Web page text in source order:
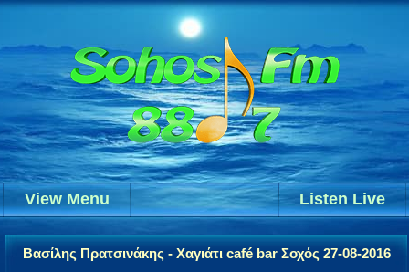
Listen Live
View Menu
Βασίλης Πρατσινάκης - Χαγιάτι café bar Σοχός 27-08-2016